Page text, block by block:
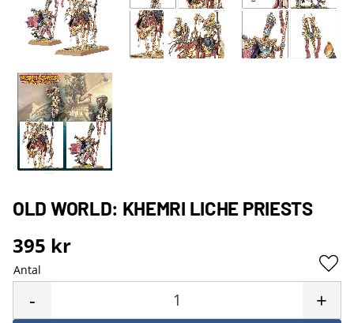
OLD WORLD: KHEMRI LICHE PRIESTS
395 kr
Antal
+
-